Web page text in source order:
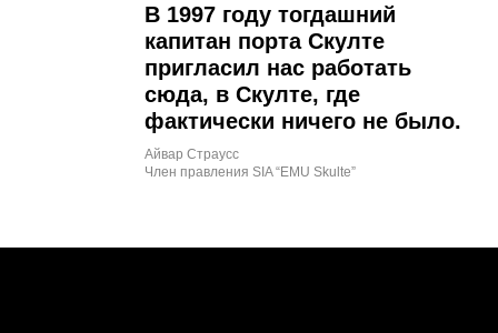
В 1997 году тогдашний
капитан порта Скулте
пригласил нас работать
сюда, в Скулте, где
фактически ничего не было.
Айвар Страусс
Член правления SIA “EMU Skulte”